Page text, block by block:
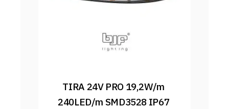
TIRA 24V PRO 19,2W/m
240LED/m SMD3528 IP67